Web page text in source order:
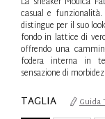
casual e
distingue per il suo
fondo in lattice di
offrendo una
fodera interna in
sensazione di
TAGLIA Guida